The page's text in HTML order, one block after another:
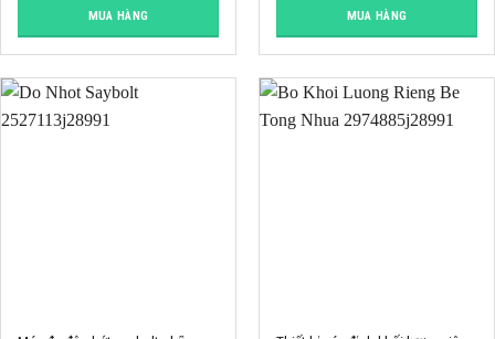
MUA HÀNG MUA HÀNG